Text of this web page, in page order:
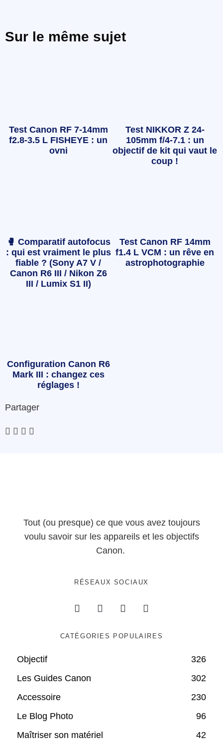
Sur le même sujet
Test Canon RF 7-14mm
f2.8-3.5 L FISHEYE : un
ovni
Test NIKKOR Z 24-
105mm f/4-7.1 : un
objectif de kit qui vaut le
coup !
🥊 Comparatif autofocus
: qui est vraiment le plus
fiable ? (Sony A7 V /
Canon R6 III / Nikon Z6
III / Lumix S1 II)
Test Canon RF 14mm
f1.4 L VCM : un rêve en
astrophotographie
Configuration Canon R6
Mark III : changez ces
réglages !
Partager
Tout (ou presque) ce que vous avez toujours
voulu savoir sur les appareils et les objectifs
Canon.
RÉSEAUX SOCIAUX
CATÉGORIES POPULAIRES
Objectif
326
Les Guides Canon
302
Accessoire
230
Le Blog Photo
96
Maîtriser son matériel
42